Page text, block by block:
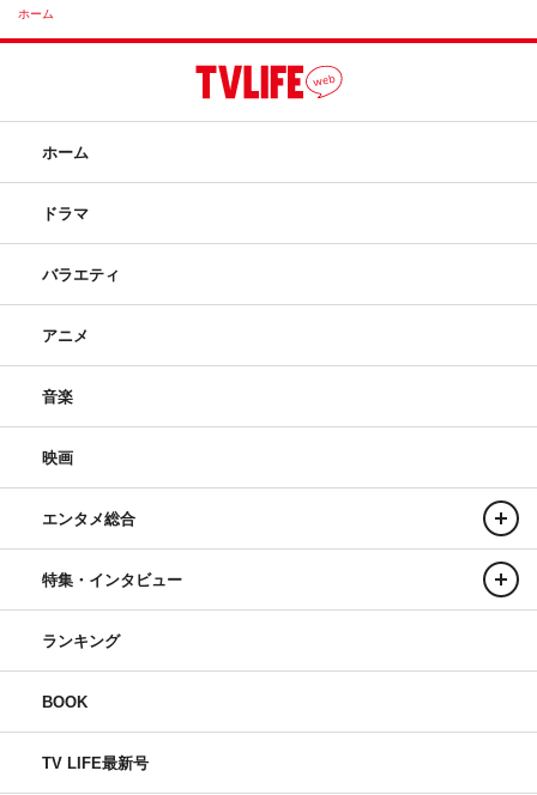
ホーム
ホーム
ドラマ
バラエティ
アニメ
音楽
映画
エンタメ総合
特集・インタビュー
ランキング
BOOK
TV LIFE最新号